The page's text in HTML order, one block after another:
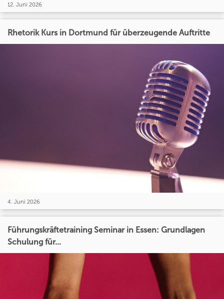
12. Juni 2026
Rhetorik Kurs in Dortmund für überzeugende Auftritte
4. Juni 2026
Führungskräftetraining Seminar in Essen: Grundlagen
Schulung für...